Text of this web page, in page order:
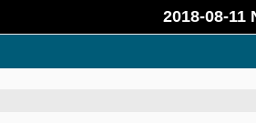
2018-08-